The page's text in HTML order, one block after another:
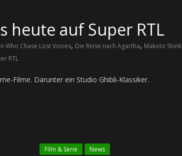
heute auf Super RTL
Who Chase Lost Voices, Die Reise nach Agartha, Makoto
RTL
Filme. Darunter ein Studio Ghibli-Klassiker.
Film & Serie News